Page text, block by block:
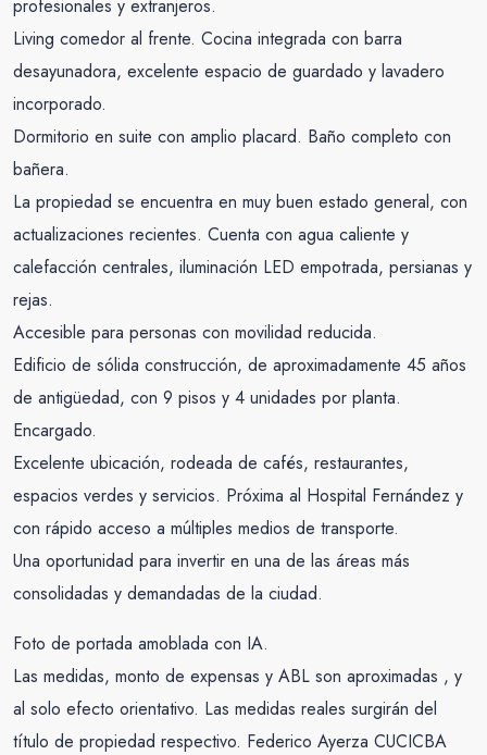
profesionales y extranjeros.
Living comedor al frente. Cocina integrada con barra
desayunadora, excelente espacio de guardado y lavadero
incorporado.
Dormitorio en suite con amplio placard. Baño completo con
bañera.
La propiedad se encuentra en muy buen estado general, con
actualizaciones recientes. Cuenta con agua caliente y
calefacción centrales, iluminación LED empotrada, persianas y
rejas.
Accesible para personas con movilidad reducida.
Edificio de sólida construcción, de aproximadamente 45 años
de antigüedad, con 9 pisos y 4 unidades por planta.
Encargado.
Excelente ubicación, rodeada de cafés, restaurantes,
espacios verdes y servicios. Próxima al Hospital Fernández y
con rápido acceso a múltiples medios de transporte.
Una oportunidad para invertir en una de las áreas más
consolidadas y demandadas de la ciudad.
Foto de portada amoblada con IA.
Las medidas, monto de expensas y ABL son aproximadas , y
al solo efecto orientativo. Las medidas reales surgirán del
título de propiedad respectivo. Federico Ayerza CUCICBA